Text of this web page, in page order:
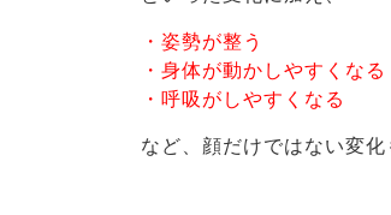
・姿勢が整う
・身体が動かしやすくなる
・呼吸がしやすくなる
など、顔だけではない変